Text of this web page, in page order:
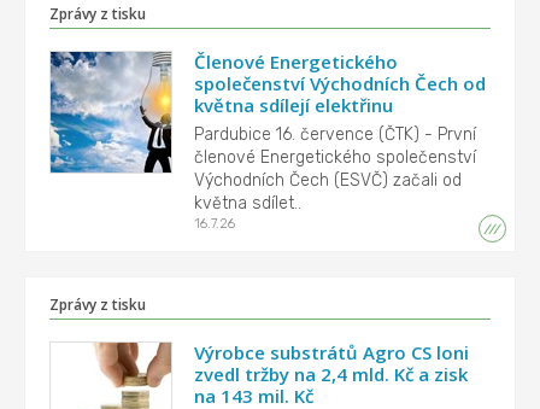
Zprávy z tisku
Členové Energetického
společenství Východních Čech od
května sdílejí elektřinu
Pardubice 16. července (ČTK) - První
členové Energetického společenství
Východních Čech (ESVČ) začali od
května sdílet..
16.7.26
Zprávy z tisku
Výrobce substrátů Agro CS loni
zvedl tržby na 2,4 mld. Kč a zisk
na 143 mil. Kč